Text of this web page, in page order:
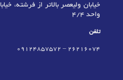
واحد 4/4
تلفن
٢٦٢١٦٠٧٤ –
09124857572